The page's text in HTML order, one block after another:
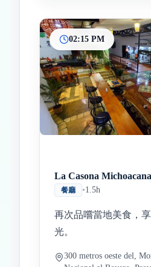
02:15 PM
La Casona
餐廳 •1.5h
再次品嚐當地美食，
光。
300 metros oeste del,